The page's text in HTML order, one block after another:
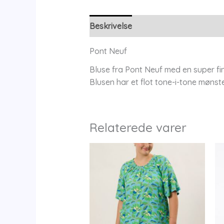
Beskrivelse
Pont Neuf
Bluse fra Pont Neuf med en super
Blusen har et flot tone-i-tone
Relaterede varer